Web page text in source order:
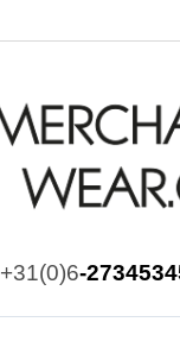
+31(0)6-